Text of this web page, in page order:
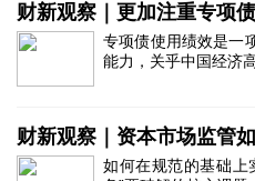
财新观察｜更加注重专项
专项债使用绩效是一
能力，关乎中国经济
财新观察｜资本市场监管
如何在规范的基础上